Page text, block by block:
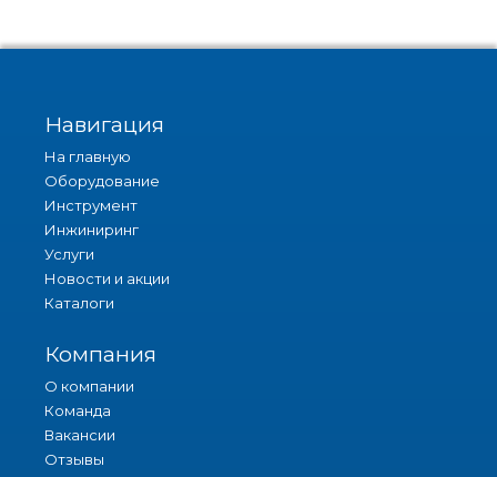
Навигация
На главную
Оборудование
Инструмент
Инжиниринг
Услуги
Новости и акции
Каталоги
Компания
О компании
Команда
Вакансии
Отзывы